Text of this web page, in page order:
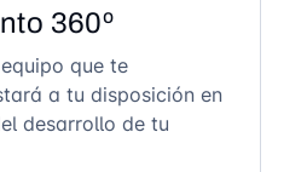
360º
que te
a tu disposición en
desarrollo de tu